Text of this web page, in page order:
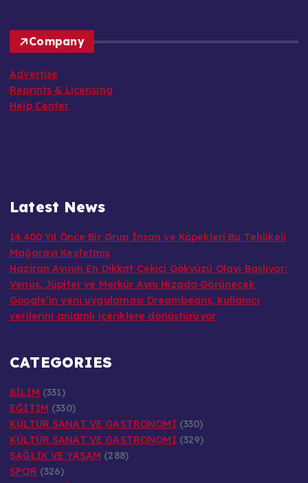
Company
Advertise
Reprints & Licensing
Help Center
Latest News
14.400 Yıl Önce Bir Grup İnsan ve Köpekleri Bu Tehlikeli
Mağarayı Keşfetmiş
Haziran Ayının En Dikkat Çekici Gökyüzü Olayı Başlıyor:
Venüs, Jüpiter ve Merkür Aynı Hizada Görünecek
Google’ın yeni uygulaması Dreambeans, kullanıcı
verilerini anlamlı içeriklere dönüştürüyor
CATEGORIES
BİLİM (331)
EĞİTİM (330)
KÜLTÜR SANAT VE GASTRONOMİ (330)
KÜLTÜR SANAT VE GASTRONOMİ (329)
SAĞLIK VE YAŞAM (288)
SPOR (326)